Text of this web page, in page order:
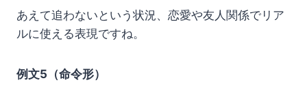
あえて追わないという状況、恋愛や友人関係でリア
ルに使える表現ですね。
例文5（命令形）